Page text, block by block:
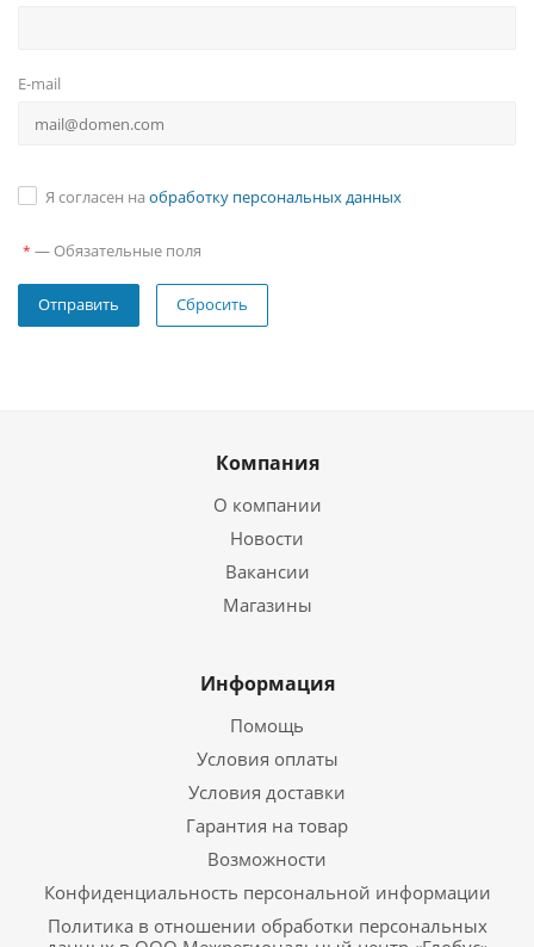
E-mail
Я согласен на обработку персональных данных
* — Обязательные поля
Сбросить
Компания
О компании
Новости
Вакансии
Магазины
Информация
Помощь
Условия оплаты
Условия доставки
Гарантия на товар
Возможности
Конфиденциальность персональной информации
Политика в отношении обработки персональных